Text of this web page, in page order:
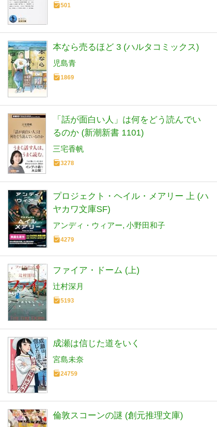
501
本なら売るほど 3 (ハルタコミックス)
児島青
1869
「話が面白い人」は何をどう読んでい
るのか (新潮新書 1101)
三宅香帆
3278
プロジェクト・ヘイル・メアリー 上 (ハ
ヤカワ文庫SF)
アンディ・ウィアー 小野田和子
4279
ファイア・ドーム (上)
辻村深月
5193
成瀬は信じた道をいく
宮島未奈
24759
倫敦スコーンの謎 (創元推理文庫)